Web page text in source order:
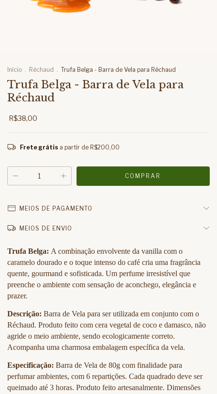
Início . Réchaud . Trufa Belga - Barra de Vela para Réchaud
Trufa Belga - Barra de Vela para
Réchaud
R$38,00
Frete grátis a partir de R$200,00
MEIOS DE PAGAMENTO
MEIOS DE ENVIO
Trufa Belga: A combinação envolvente da vanilla com o
caramelo dourado e o toque intenso do café cria uma fragrância
quente, gourmand e sofisticada. Um perfume irresistível que
preenche o ambiente com sensação de aconchego, elegância e
prazer.
Descrição: Barra de Vela para ser utilizada em conjunto com o
Réchaud. Produto feito com cera vegetal de coco e damasco, não
agride o meio ambiente, sendo ecologicamente correto.
Acompanha uma charmosa embalagem específica da vela.
Especificação: Barra de Vela de 80g com finalidade para
perfumar ambientes, com 6 repartições. Cada quadrado deve ser
queimado até 3 horas. Produto feito artesanalmente. Dimensões